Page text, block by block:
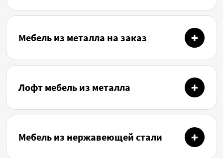
Мебель из металла на заказ
Лофт мебель из металла
Мебель из нержавеющей стали